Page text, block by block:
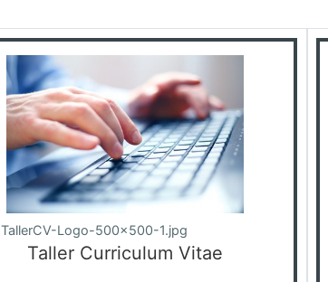
TallerCV-Logo-500x500-1.jpg
Taller Curriculum Vitae